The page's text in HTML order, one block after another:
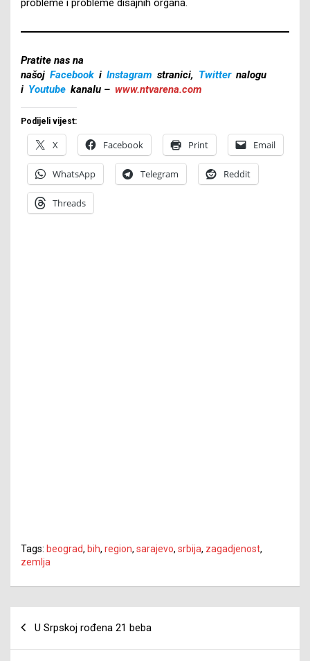
probleme i probleme disajnih organa.
Pratite nas na
našoj Facebook i Instagram stranici, Twitter nalogu
i Youtube kanalu – www.ntvarena.com
Podijeli vijest:
X Facebook Print Email
WhatsApp Telegram Reddit
Threads
Tags: beograd, bih, region, sarajevo, srbija, zagadjenost,
zemlja
članaka
U Srpskoj rođena 21 beba